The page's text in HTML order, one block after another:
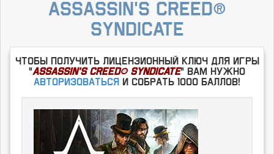
Assassin's Creed®
Syndicate
Чтобы получить лицензионный ключ для игры
"Assassin's Creed® Syndicate" Вам нужно
Авторизоваться
и собрать 1000 баллов!